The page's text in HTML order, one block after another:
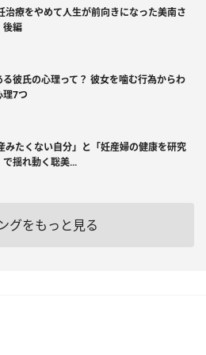
治療をやめて人生が前向きになった美南さ
後編
彼氏の心理って？ 彼女を噛む行為からわ
理7つ
みたくない自分」と「妊産婦の健康を研究
で揺れ動く聡美...
グをもっと見る